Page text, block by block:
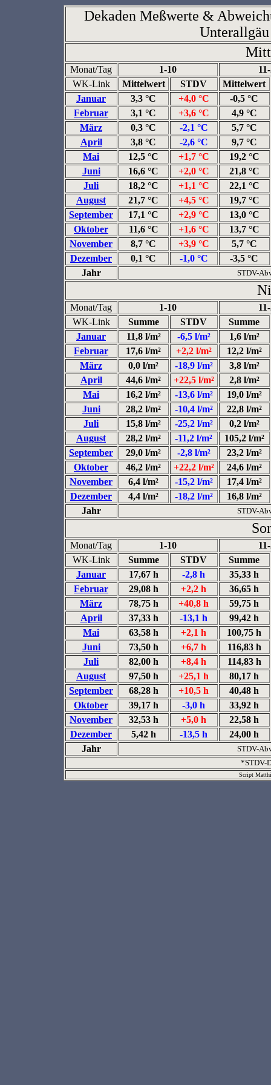
Dekaden Meßwerte &
Monat/Tag 1-10
WK-Link
Mittelwert STDV
Mittelwert
Januar
3,3 °C +4,0 °C
-0,5 °C
Februar
3,1 °C +3,6 °C
4,9 °C
März
0,3 °C -2,1 °C
5,7 °C
April
3,8 °C -2,6 °C
9,7 °C
Mai
12,5 °C +1,7 °C
19,2 °C
Juni
16,6 °C +2,0 °C
21,8 °C
Juli
18,2 °C +1,1 °C
22,1 °C
August
21,7 °C +4,5 °C
19,7 °C
September
17,1 °C +2,9 °C
13,0 °C
Oktober
11,6 °C +1,6 °C
13,7 °C
November
8,7 °C +3,9 °C
5,7 °C
Dezember
0,1 °C -1,0 °C
-3,5 °C
Jahr
STDV-
Monat/Tag 1-10
WK-Link
Summe STDV
Summe
Januar
11,8 l/m² -6,5 l/m²
1,6 l/m²
Februar
17,6 l/m² +2,2 l/m²
12,2 l/m²
März
0,0 l/m² -18,9 l/m²
3,8 l/m²
April
44,6 l/m² +22,5 l/m²
2,8 l/m²
Mai
16,2 l/m² -13,6 l/m²
19,0 l/m²
Juni
28,2 l/m² -10,4 l/m²
22,8 l/m²
Juli
15,8 l/m² -25,2 l/m²
0,2 l/m²
August
28,2 l/m² -11,2 l/m²
105,2 l/m²
September
29,0 l/m² -2,8 l/m²
23,2 l/m²
Oktober
46,2 l/m² +22,2 l/m²
24,6 l/m²
November
6,4 l/m² -15,2 l/m²
17,4 l/m²
Dezember
4,4 l/m² -18,2 l/m²
16,8 l/m²
Jahr
STDV-
Monat/Tag 1-10
WK-Link
Summe STDV
Summe
Januar
17,67 h -2,8 h
35,33 h
Februar
29,08 h +2,2 h
36,65 h
März
78,75 h +40,8 h
59,75 h
April
37,33 h -13,1 h
99,42 h
Mai
63,58 h +2,1 h
100,75 h
Juni
73,50 h +6,7 h
116,83 h
Juli
82,00 h +8,4 h
114,83 h
August
97,50 h +25,1 h
80,17 h
September
68,28 h +10,5 h
40,48 h
Oktober
39,17 h -3,0 h
33,92 h
November
32,53 h +5,0 h
22,58 h
Dezember
5,42 h -13,5 h
24,00 h
Jahr
STDV-
*STDV-
Script